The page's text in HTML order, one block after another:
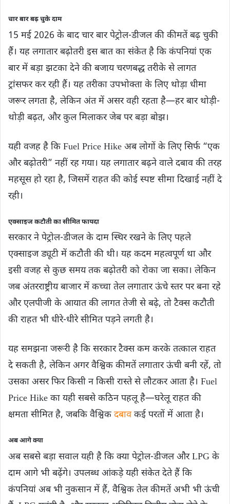
चार बार बढ़ चुके दाम
15 मई 2026 के बाद चार बार पेट्रोल-डीजल की कीमतें बढ़ चुकी
हैं। यह लगातार बढ़ोतरी इस बात का संकेत है कि कंपनियां एक
बार में बड़ा झटका देने की बजाय चरणबद्ध तरीके से लागत
ट्रांसफर कर रही हैं। यह तरीका उपभोक्ता के लिए थोड़ा धीमा
जरूर लगता है, लेकिन अंत में असर वही रहता है—हर बार थोड़ी-
थोड़ी बढ़त, और कुल मिलाकर जेब पर बड़ा बोझ।
यही वजह है कि Fuel Price Hike अब लोगों के लिए सिर्फ “एक
और बढ़ोतरी” नहीं रह गया। यह लगातार बढ़ने वाले दबाव की तरह
महसूस हो रहा है, जिसमें राहत की कोई स्पष्ट सीमा दिखाई नहीं दे
रही।
एक्साइज कटौती का सीमित फायदा
सरकार ने पेट्रोल-डीजल के दाम स्थिर रखने के लिए पहले
एक्साइज ड्यूटी में कटौती की थी। यह कदम महत्वपूर्ण था और
इसी वजह से कुछ समय तक बढ़ोतरी को रोका जा सका। लेकिन
जब अंतरराष्ट्रीय बाजार में कच्चा तेल लगातार ऊंचे स्तर पर बना रहे
और एलपीजी के आयात की लागत तेजी से बढ़े, तो टैक्स कटौती
की राहत भी धीरे-धीरे सीमित पड़ने लगती है।
यह समझना जरूरी है कि सरकार टैक्स कम करके तत्काल राहत
दे सकती है, लेकिन अगर वैश्विक कीमतें लगातार ऊंची बनी रहें, तो
उसका असर फिर किसी न किसी रास्ते से लौटकर आता है। Fuel
Price Hike का यही सबसे कठिन पहलू है—घरेलू राहत की
क्षमता सीमित है, जबकि वैश्विक दबावकई परतों में आता है।
अब आगे क्‍या
अब सबसे बड़ा सवाल यही है कि क्या पेट्रोल-डीजल और LPG के
दाम आगे भी बढ़ेंगे। उपलब्ध आंकड़े यही संकेत देते हैं कि
कंपनियां अब भी नुकसान में हैं, वैश्विक तेल कीमतें अभी भी ऊंची